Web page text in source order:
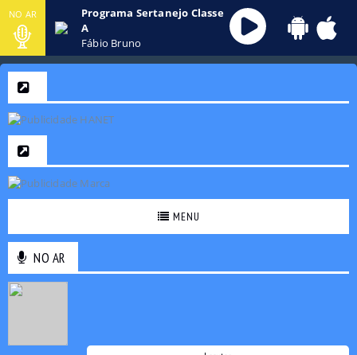
NO AR
Programa Sertanejo Classe
A
Fábio Bruno
MENU
NO AR